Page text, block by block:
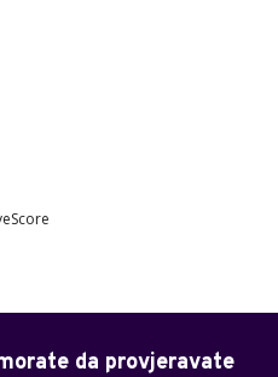
da provjeravate